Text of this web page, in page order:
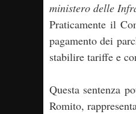
ministero delle
Praticamente il
pagamento dei
stabilire tariffe e
Questa sentenza
Romito,